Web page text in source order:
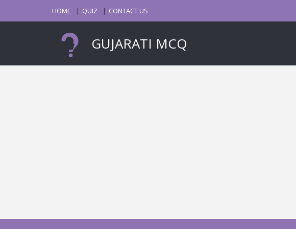
HOME QUIZ CONTACT US
GUJARATI MCQ